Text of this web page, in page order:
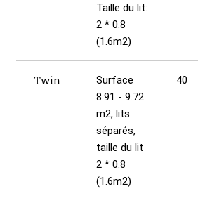
Taille du lit:
2 * 0.8
(1.6m2)
Twin
Surface
8.91 - 9.72
m2, lits
séparés,
taille du lit
2 * 0.8
(1.6m2)
40